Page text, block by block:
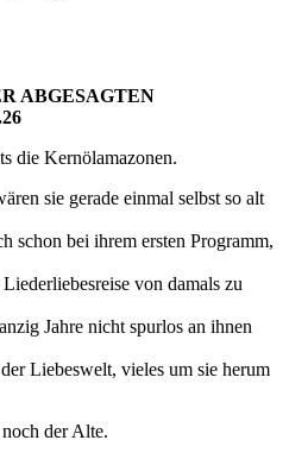
ABGESAGTEN
die Kernölamazonen.
sie gerade einmal selbst so alt
schon bei ihrem ersten Programm,
von damals zu
Jahre nicht spurlos an ihnen
Liebeswelt, vieles um sie herum
der Alte.